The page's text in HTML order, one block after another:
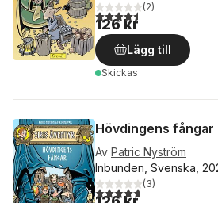
4,5utav 5 stjärnor.
(2)
126 kr
Lägg till
Skickas
Hövdingens fångar
Av Patric Nyström
Inbunden, Svenska,
4,7utav 5 stjärnor.
(3)